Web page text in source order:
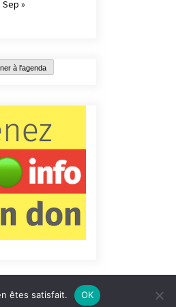
Sep »
à l'agenda
Informations légales
êtes satisfait. OK